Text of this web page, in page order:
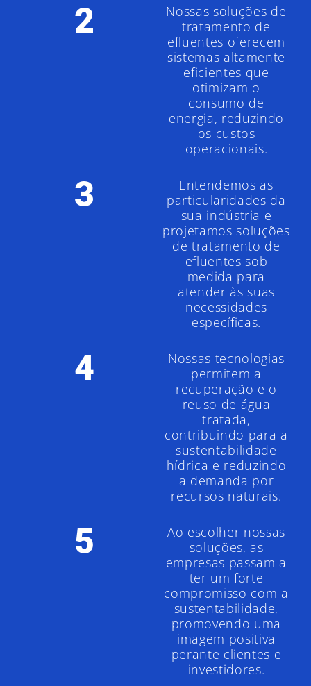
2
Nossas soluções de
tratamento de
efluentes oferecem
sistemas altamente
eficientes que
otimizam o
consumo de
energia, reduzindo
os custos
operacionais.
3
Entendemos as
particularidades da
sua indústria e
projetamos soluções
de tratamento de
efluentes sob
medida para
atender às suas
necessidades
específicas.
4
Nossas tecnologias
permitem a
recuperação e o
reuso de água
tratada,
contribuindo para a
sustentabilidade
hídrica e reduzindo
a demanda por
recursos naturais.
5
Ao escolher nossas
soluções, as
empresas passam a
ter um forte
compromisso com a
sustentabilidade,
promovendo uma
imagem positiva
perante clientes e
investidores.